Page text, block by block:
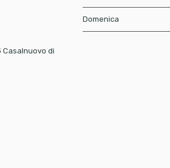
Casalnuovo di
Domenica